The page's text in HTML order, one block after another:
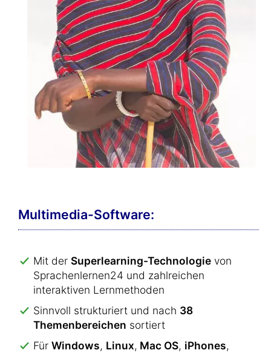
Multimedia-Software:
Mit der Superlearning-Technologie von
Sprachenlernen24 und zahlreichen
interaktiven Lernmethoden
Sinnvoll strukturiert und nach 38
Themenbereichen sortiert
Für Windows, Linux, Mac OS, iPhones,